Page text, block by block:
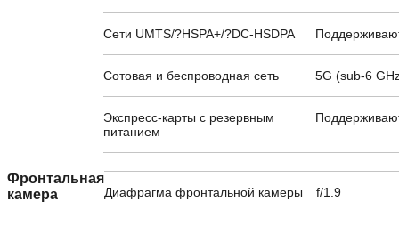
Сети UMTS/?HSPA+/?DC-HSDPA
Сотовая и беспроводная сеть 5G (sub-6
Экспресс-карты с резервным
питанием
Фронтальная
камера
Диафрагма фронтальной камеры f/1.9